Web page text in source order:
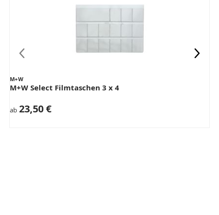
M+W
M+W Select Filmtaschen 3 x 4
ab 23,50 €